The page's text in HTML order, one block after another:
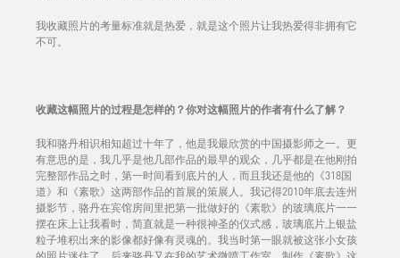
我收藏照片的考量标准就是热爱，就是这个照片让我热爱得非拥有它
不可。
收藏这幅照片的过程是怎样的？你对这幅照片的作者有什么了解？
我和骆丹相识相知超过十年了，他是我最欣赏的中国摄影师之一。更
有意思的是，我几乎是他几部作品的最早的观众，几乎都是在他刚拍
完整部作品之时，第一时间看到底片的人，而且我还是他的《318国
道》和《素歌》这两部作品的首展的策展人。我记得2010年底去连州
摄影节，骆丹在宾馆房间里把第一批做好的《素歌》的玻璃底片一一
摆在床上让我看时，简直就是一种很神圣的仪式感，玻璃底片上银盐
粒子堆积出来的影像都好像有灵魂的。我当时第一眼就被这张小女孩